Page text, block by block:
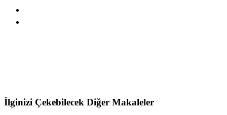
İlginizi Çekebilecek Diğer Makaleler